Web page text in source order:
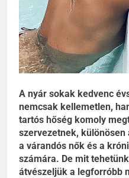
A nyár sokak kedvenc
nemcsak kellemetlen,
tartós hőség komoly
szervezetnek,
a várandós nők és a
számára. De mit
átvészeljük a legforróbb